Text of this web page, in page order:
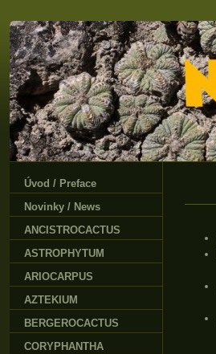
Úvod / Preface
Novinky / News
ANCISTROCACTUS
ASTROPHYTUM
ARIOCARPUS
AZTEKIUM
BERGEROCACTUS
CORYPHANTHA